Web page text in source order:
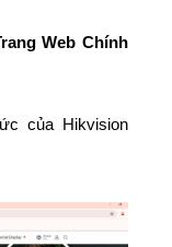
Web Chính
của Hikvision